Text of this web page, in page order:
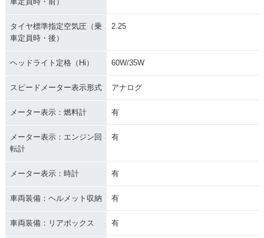
タイヤ標準指定空気圧（乗
車定員時・後）
2.25
ヘッドライト定格（Hi） 60W/35W
スピードメーター表示形式 アナログ
メーター表示：燃料計 有
メーター表示：エンジン回
転計
有
メーター表示：時計 有
車両装備：ヘルメット収納 有
車両装備：リアボックス 有